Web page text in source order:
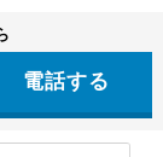
電話する